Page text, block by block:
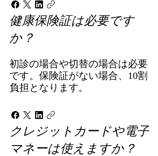
健康保険証は必要です
か？
初診の場合や切替の場合は必要
です。保険証がない場合、10割
負担となります。
クレジットカードや電子
マネーは使えますか？